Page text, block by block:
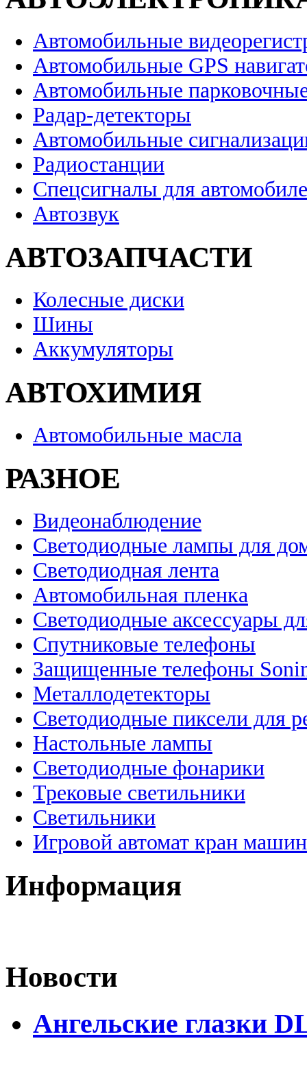
Автомобильные
Автомобильные GPS
Автомобильные
Радар-детекторы
Автомобильные
Радиостанции
Спецсигналы для
Автозвук
АВТОЗАПЧАСТИ
Колесные диски
Шины
Аккумуляторы
АВТОХИМИЯ
Автомобильные масла
РАЗНОЕ
Видеонаблюдение
Светодиодные лампы для
Светодиодная лента
Автомобильная пленка
Светодиодные аксессуары
Спутниковые телефоны
Защищенные телефоны
Металлодетекторы
Светодиодные пиксели для
Настольные лампы
Светодиодные фонарики
Трековые светильники
Светильники
Игровой автомат кран
Информация
Новости
Ангельские глазки